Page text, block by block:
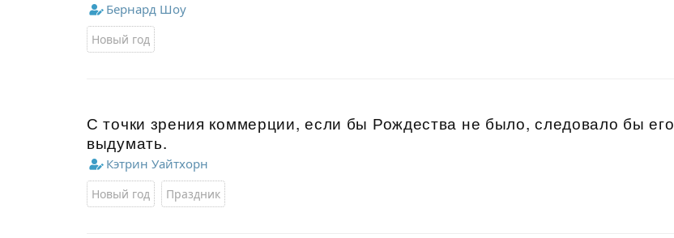
Бернард Шоу
Новый год
С точки зрения коммерции, если бы Рождества не было, следовало бы его
выдумать.
Кэтрин Уайтхорн
Новый год Праздник